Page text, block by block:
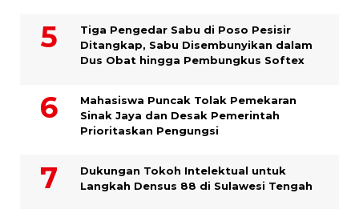
Tiga Pengedar Sabu di Poso Pesisir
Ditangkap, Sabu Disembunyikan dalam
Dus Obat hingga Pembungkus Softex
Mahasiswa Puncak Tolak Pemekaran
Sinak Jaya dan Desak Pemerintah
Prioritaskan Pengungsi
Dukungan Tokoh Intelektual untuk
Langkah Densus 88 di Sulawesi Tengah